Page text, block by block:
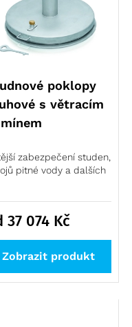
MPO
poklopy
s větracím
zabezpečení studen,
pitné vody a dalších
37 074 Kč
Zobrazit produkt